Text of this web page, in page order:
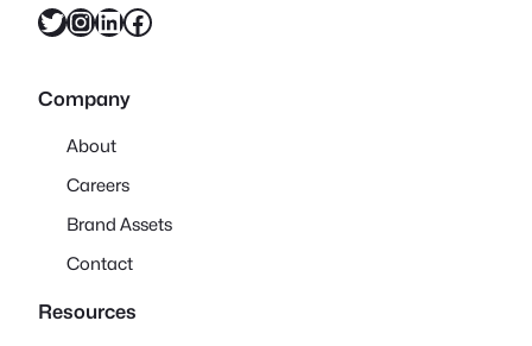
Twitter InstagramLinkedIn Facebook
Company
About
Careers
Brand Assets
Contact
Resources